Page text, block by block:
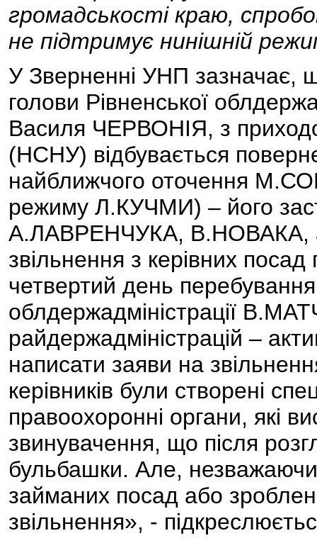
громадськості краю,
не підтримує нинішній
У Зверненні УНП зазначає,
голови Рівненської
Василя ЧЕРВОНІЯ, з
(НСНУ) відбувається
найближчого оточення
режиму Л.КУЧМИ) – його
А.ЛАВРЕНЧУКА, В.НОВАКА, а
звільнення з керівних
четвертий день
облдержадміністрації
райдержадміністрацій –
написати заяви на
керівників були створені
правоохоронні органи, які
звинувачення, що після
бульбашки. Але, незважаючи
займаних посад або
звільнення», -